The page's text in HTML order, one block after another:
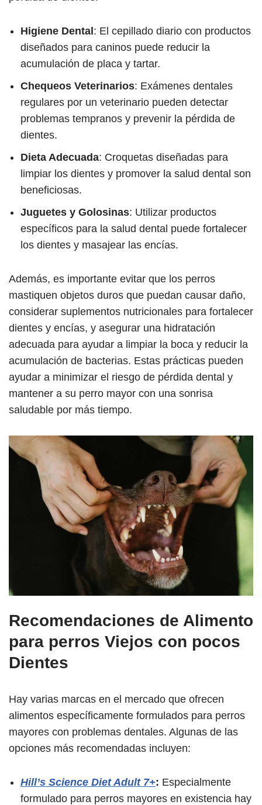
Higiene Dental: El cepillado diario con productos
diseñados para caninos puede reducir la
acumulación de placa y tartar.
Chequeos Veterinarios: Exámenes dentales
regulares por un veterinario pueden detectar
problemas tempranos y prevenir la pérdida de
dientes.
Dieta Adecuada: Croquetas diseñadas para
limpiar los dientes y promover la salud dental son
beneficiosas.
Juguetes y Golosinas: Utilizar productos
específicos para la salud dental puede fortalecer
los dientes y masajear las encías.
Además, es importante evitar que los perros
mastiquen objetos duros que puedan causar daño,
considerar suplementos nutricionales para fortalecer
dientes y encías, y asegurar una hidratación
adecuada para ayudar a limpiar la boca y reducir la
acumulación de bacterias. Estas prácticas pueden
ayudar a minimizar el riesgo de pérdida dental y
mantener a su perro mayor con una sonrisa
saludable por más tiempo.
Recomendaciones de Alimento
para perros Viejos con pocos
Dientes
Hay varias marcas en el mercado que ofrecen
alimentos específicamente formulados para perros
mayores con problemas dentales. Algunas de las
opciones más recomendadas incluyen:
Hill’s Science Diet Adult 7+: Especialmente
formulado para perros mayores en existencia hay